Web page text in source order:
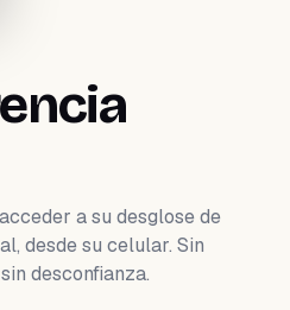
a su desglose de
desde su celular. Sin
desconfianza.